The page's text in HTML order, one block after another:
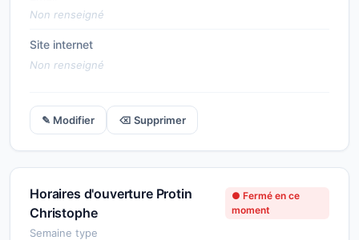
Non renseigné
Site internet
Non renseigné
✎ Modifier ⌫ Supprimer
Horaires d'ouverture Protin
Christophe
● Fermé en ce
moment
Semaine type